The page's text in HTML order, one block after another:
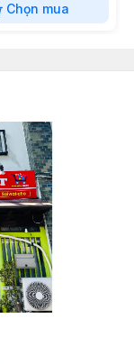
Chọn mua